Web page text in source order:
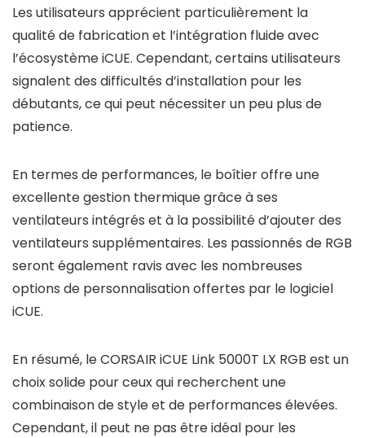
Les utilisateurs apprécient particulièrement la
qualité de fabrication et l’intégration fluide avec
l’écosystème iCUE. Cependant, certains utilisateurs
signalent des difficultés d’installation pour les
débutants, ce qui peut nécessiter un peu plus de
patience.
En termes de performances, le boîtier offre une
excellente gestion thermique grâce à ses
ventilateurs intégrés et à la possibilité d’ajouter des
ventilateurs supplémentaires. Les passionnés de RGB
seront également ravis avec les nombreuses
options de personnalisation offertes par le logiciel
iCUE.
En résumé, le CORSAIR iCUE Link 5000T LX RGB est un
choix solide pour ceux qui recherchent une
combinaison de style et de performances élevées.
Cependant, il peut ne pas être idéal pour les